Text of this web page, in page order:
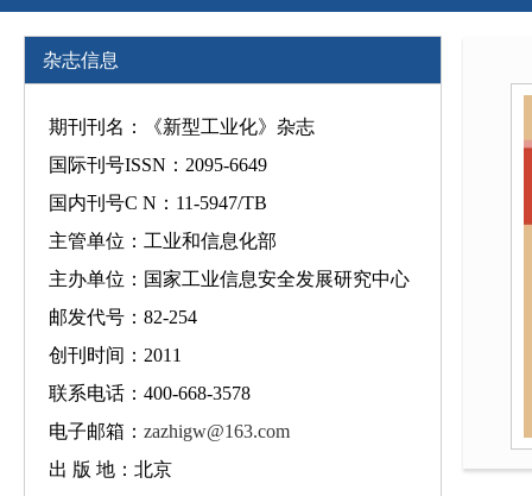
杂志信息
期刊刊名：《新型工业化》杂志
国际刊号ISSN：2095-6649
国内刊号C N：11-5947/TB
主管单位：工业和信息化部
主办单位：国家工业信息安全发展研究中心
邮发代号：82-254
创刊时间：2011
联系电话：400-668-3578
电子邮箱： zazhigw@163.com
出 版 地：北京